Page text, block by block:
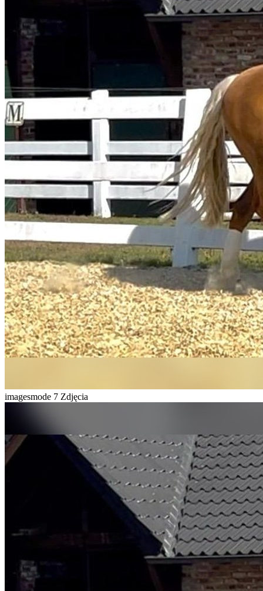
imagesmode 7 Zdjęcia